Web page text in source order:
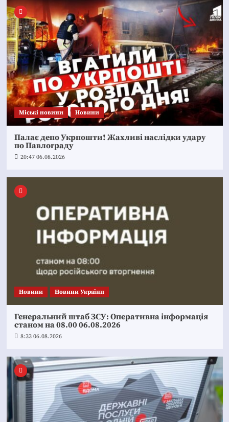
Mіські новини Новини
Палає депо Укрпошти! Жахливі наслідки удару
по Павлограду
20:47 06.08.2026
Новини Новини України
Генеральний штаб ЗСУ: Оперативна інформація
станом на 08.00 06.08.2026
8:33 06.08.2026